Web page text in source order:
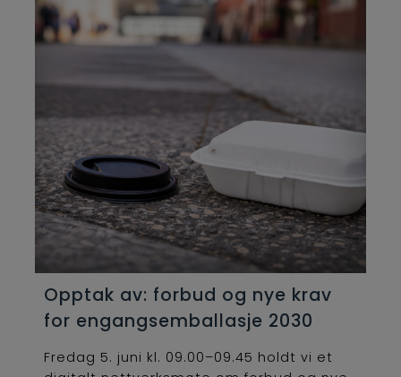
Opptak av: forbud og nye krav
for engangsemballasje 2030
Fredag 5. juni kl. 09.00–09.45 holdt vi et